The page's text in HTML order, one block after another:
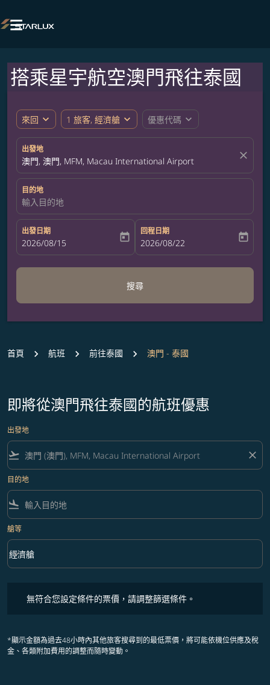

搭乘星宇航空澳門飛往泰國
來回 expand_more 1 旅客, 經濟艙 expand_more 優惠代碼 expand_more
出發地
澳門, 澳門, MFM, Macau International Airport close
目的地
輸入目的地
出發日期
fc-booking-departure-date-aria-label
2026/08/15 today
回程日期
fc-booking-return-date-aria-label
2026/08/22 today
搜尋
首頁 航班 前往泰國 澳門 - 泰國
即將從澳門飛往泰國的航班優惠
出發地
flight_takeoff close
目的地
flight_land
艙等
艙等 option 經濟艙 Selected
經濟艙
keyboard_arrow_down
無符合您設定條件的票價，請調整篩選條件。
*顯示金額為過去48小時內其他旅客搜尋到的最低票價，將可能依機位供應及稅
金、各類附加費用的調整而隨時變動。